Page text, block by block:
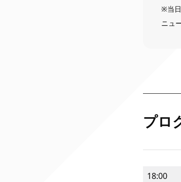
※当
ニュ
プロ
18:00